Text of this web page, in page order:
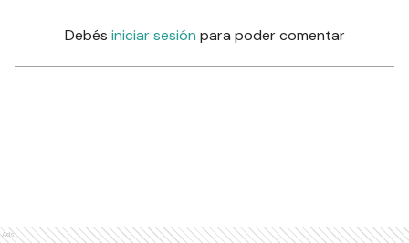
Debés iniciar sesión para poder comentar
Ads